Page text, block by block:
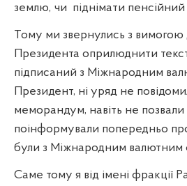
землю, чи піднімати пенсійний
Тому ми звернулись з вимогою
Президента оприлюднити
підписаний з Міжнародним
Президент, ні уряд не
меморандум, навіть не позвали
поінформували попередньо
були з Міжнародним
Саме тому я від імені фракції